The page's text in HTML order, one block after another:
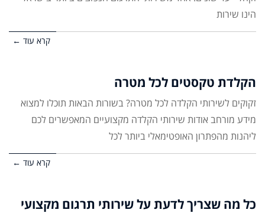
הינו שירות
קרא עוד ←
הקלדת טקסטים לכל מטרה
זקוקים לשירותי הקלדה לכל מטרה? בשורות הבאות תוכלו למצוא
מידע מורחב אודות שירותי הקלדה מקצועיים המאפשרים לכם
ליהנות מהפתרון האופטימאלי ביותר לכל
קרא עוד ←
כל מה שצריך לדעת על שירותי תרגום מקצועי